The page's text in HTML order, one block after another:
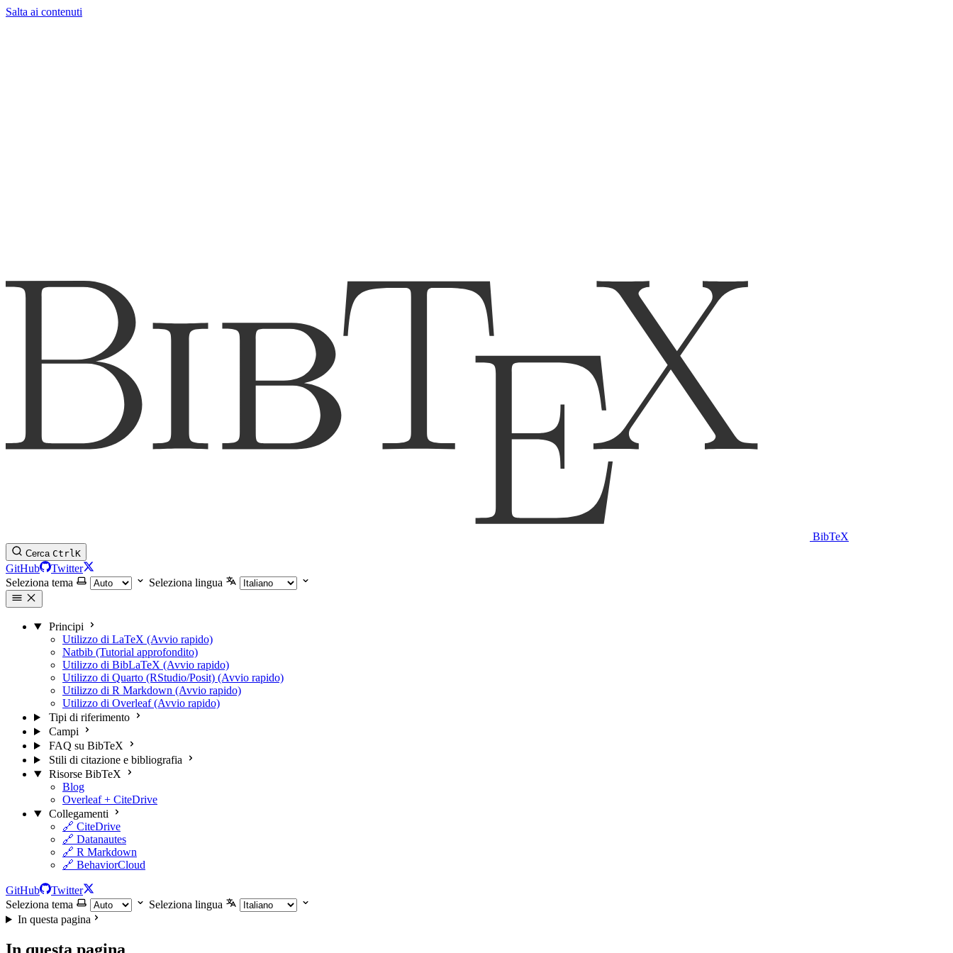
Salta ai contenuti
BibTeX
Cerca CtrlK
GitHub
Twitter
Seleziona tema
Seleziona lingua
Principi
Utilizzo di LaTeX (Avvio rapido)
Natbib (Tutorial approfondito)
Utilizzo di BibLaTeX (Avvio rapido)
Utilizzo di Quarto (RStudio/Posit) (Avvio rapido)
Utilizzo di R Markdown (Avvio rapido)
Utilizzo di Overleaf (Avvio rapido)
Tipi di riferimento
Campi
FAQ su BibTeX
Stili di citazione e bibliografia
Risorse BibTeX
Blog
Overleaf + CiteDrive
Collegamenti
🔗 CiteDrive
🔗 Datanautes
🔗 R Markdown
🔗 BehaviorCloud
GitHub
Twitter
Seleziona tema
Seleziona lingua
In questa pagina